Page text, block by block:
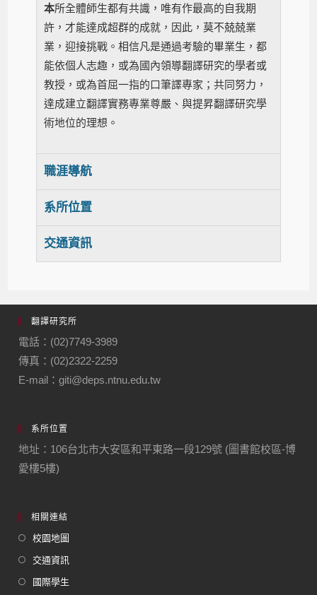
本所全體師生都有共識，唯有作最高的自我期
許，才能達成超群的成就，因此，莫不兢兢業
業，迎接挑戰。相信凡是通過考驗的畢業生，都
能依個人志趣，或為國內領導翻譯研究的學者或
教授，或為首屈一指的口筆譯專家；共同努力，
達成建立翻譯實務專業尊嚴、與提昇翻譯研究學
術地位的理想。
職涯導航
系所位置
交通資訊
翻譯研究所
電話：(02)7749-3989
傳真：(02)2322-2259
E-mail：giti@deps.ntnu.edu.tw
系所位置
地址：106台北市大安區和平東路一段129號 (圖書館校區-博
愛樓5樓)
相關連結
校園地圖
交通資訊
國際學生